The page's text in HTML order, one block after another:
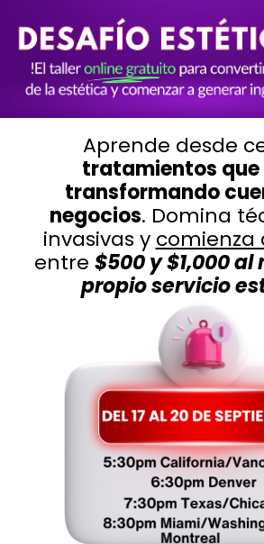
Aprende desde
tratamientos que
transformando
negocios. Domina
invasivas y comienza
entre $500 y $1,000
propio servicio